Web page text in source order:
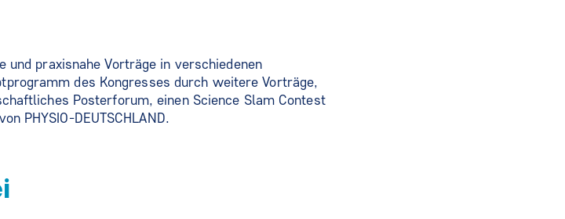
praxisnahe Vorträge in verschiedenen
des Kongresses durch weitere Vorträge,
Posterforum, einen Science Slam Contest
PHYSIO-DEUTSCHLAND.